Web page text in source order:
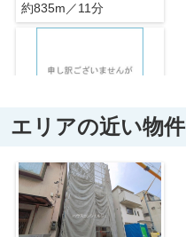
約835m／11分
約753m／10分
エリアの近い物件